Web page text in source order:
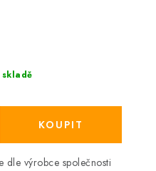
dle výrobce společnosti